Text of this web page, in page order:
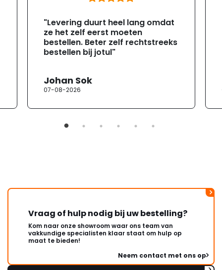
"Levering duurt heel lang omdat
ze het zelf eerst moeten
bestellen. Beter zelf rechtstreeks
bestellen bij jotul"
Johan Sok
07-08-2026
Vraag of hulp nodig bij uw bestelling?
Kom naar onze showroom waar ons team van
vakkundige specialisten klaar staat om hulp op
maat te bieden!
Neem contact met ons op